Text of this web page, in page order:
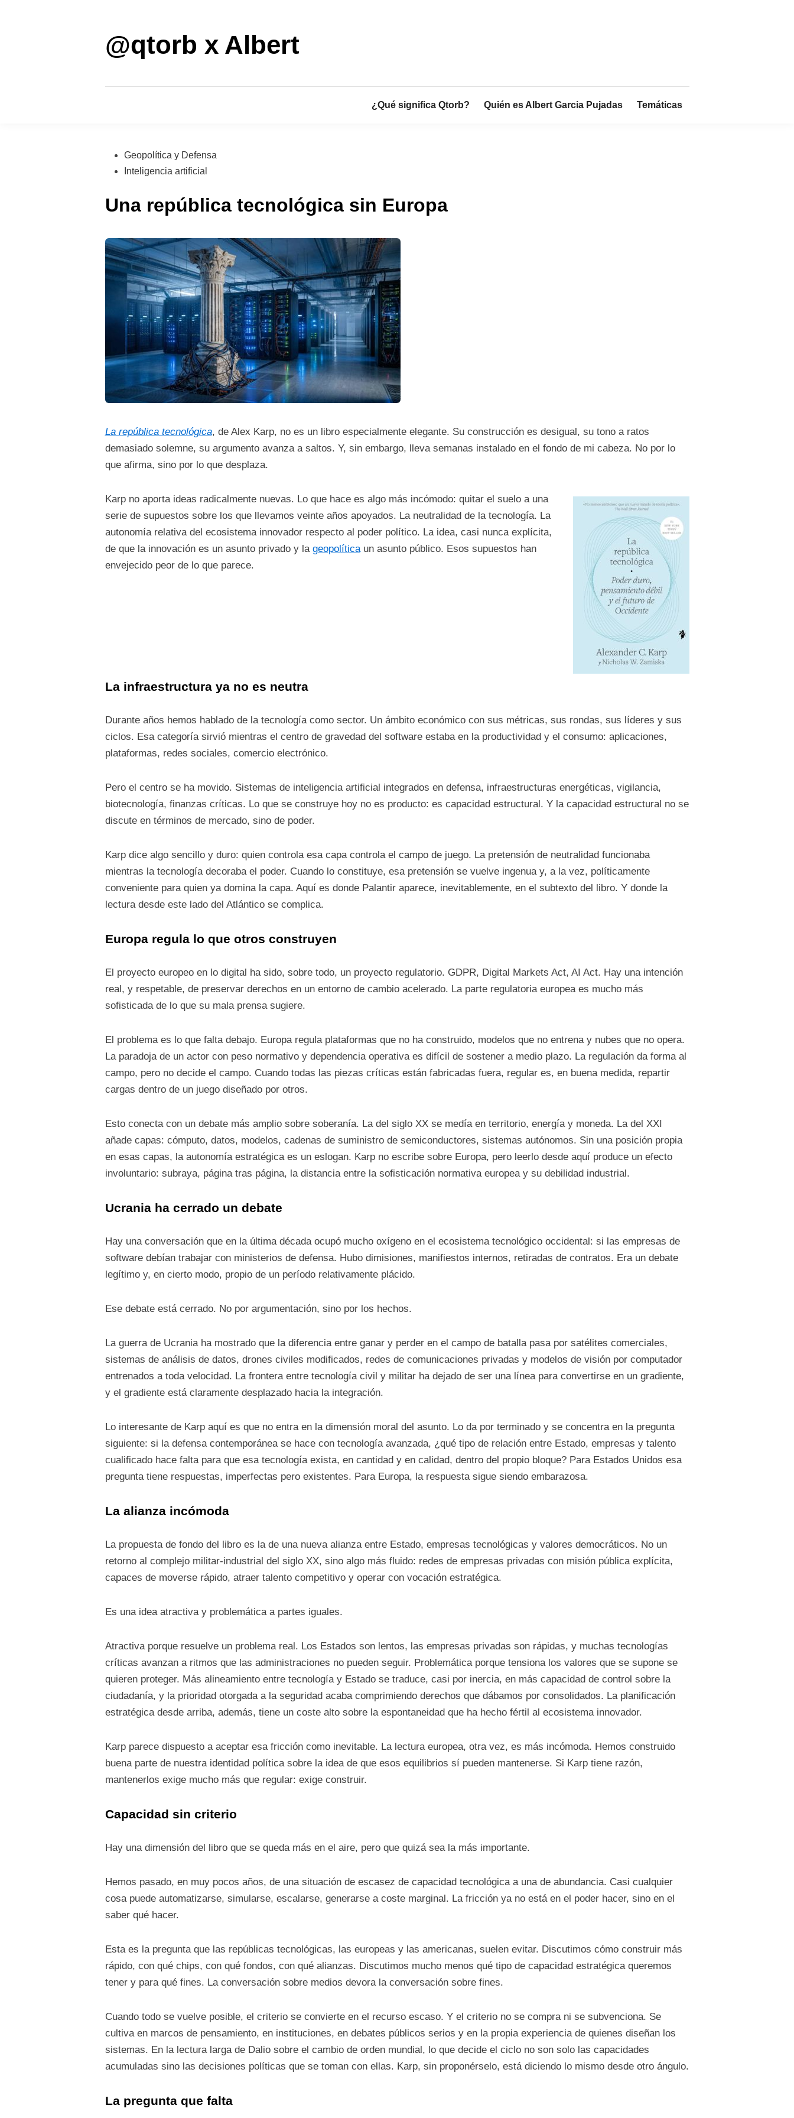
@qtorb x Albert
¿Qué significa Qtorb? Quién es Albert Garcia Pujadas Temáticas
Publicado
en
Geopolítica y Defensa
Inteligencia artificial
Una república tecnológica sin Europa
La república tecnológica, de Alex Karp, no es un libro especialmente elegante. Su construcción es desigual, su tono a ratos
demasiado solemne, su argumento avanza a saltos. Y, sin embargo, lleva semanas instalado en el fondo de mi cabeza. No por lo
que afirma, sino por lo que desplaza.
Karp no aporta ideas radicalmente nuevas. Lo que hace es algo más incómodo: quitar el suelo a una
serie de supuestos sobre los que llevamos veinte años apoyados. La neutralidad de la tecnología. La
autonomía relativa del ecosistema innovador respecto al poder político. La idea, casi nunca explícita,
de que la innovación es un asunto privado y la geopolíticaun asunto público. Esos supuestos han
envejecido peor de lo que parece.
La infraestructura ya no es neutra
Durante años hemos hablado de la tecnología como sector. Un ámbito económico con sus métricas, sus rondas, sus líderes y sus
ciclos. Esa categoría sirvió mientras el centro de gravedad del software estaba en la productividad y el consumo: aplicaciones,
plataformas, redes sociales, comercio electrónico.
Pero el centro se ha movido. Sistemas de inteligencia artificial integrados en defensa, infraestructuras energéticas, vigilancia,
biotecnología, finanzas críticas. Lo que se construye hoy no es producto: es capacidad estructural. Y la capacidad estructural no se
discute en términos de mercado, sino de poder.
Karp dice algo sencillo y duro: quien controla esa capa controla el campo de juego. La pretensión de neutralidad funcionaba
mientras la tecnología decoraba el poder. Cuando lo constituye, esa pretensión se vuelve ingenua y, a la vez, políticamente
conveniente para quien ya domina la capa. Aquí es donde Palantir aparece, inevitablemente, en el subtexto del libro. Y donde la
lectura desde este lado del Atlántico se complica.
Europa regula lo que otros construyen
El proyecto europeo en lo digital ha sido, sobre todo, un proyecto regulatorio. GDPR, Digital Markets Act, AI Act. Hay una intención
real, y respetable, de preservar derechos en un entorno de cambio acelerado. La parte regulatoria europea es mucho más
sofisticada de lo que su mala prensa sugiere.
El problema es lo que falta debajo. Europa regula plataformas que no ha construido, modelos que no entrena y nubes que no opera.
La paradoja de un actor con peso normativo y dependencia operativa es difícil de sostener a medio plazo. La regulación da forma al
campo, pero no decide el campo. Cuando todas las piezas críticas están fabricadas fuera, regular es, en buena medida, repartir
cargas dentro de un juego diseñado por otros.
Esto conecta con un debate más amplio sobre soberanía. La del siglo XX se medía en territorio, energía y moneda. La del XXI
añade capas: cómputo, datos, modelos, cadenas de suministro de semiconductores, sistemas autónomos. Sin una posición propia
en esas capas, la autonomía estratégica es un eslogan. Karp no escribe sobre Europa, pero leerlo desde aquí produce un efecto
involuntario: subraya, página tras página, la distancia entre la sofisticación normativa europea y su debilidad industrial.
Ucrania ha cerrado un debate
Hay una conversación que en la última década ocupó mucho oxígeno en el ecosistema tecnológico occidental: si las empresas de
software debían trabajar con ministerios de defensa. Hubo dimisiones, manifiestos internos, retiradas de contratos. Era un debate
legítimo y, en cierto modo, propio de un período relativamente plácido.
Ese debate está cerrado. No por argumentación, sino por los hechos.
La guerra de Ucrania ha mostrado que la diferencia entre ganar y perder en el campo de batalla pasa por satélites comerciales,
sistemas de análisis de datos, drones civiles modificados, redes de comunicaciones privadas y modelos de visión por computador
entrenados a toda velocidad. La frontera entre tecnología civil y militar ha dejado de ser una línea para convertirse en un gradiente,
y el gradiente está claramente desplazado hacia la integración.
Lo interesante de Karp aquí es que no entra en la dimensión moral del asunto. Lo da por terminado y se concentra en la pregunta
siguiente: si la defensa contemporánea se hace con tecnología avanzada, ¿qué tipo de relación entre Estado, empresas y talento
cualificado hace falta para que esa tecnología exista, en cantidad y en calidad, dentro del propio bloque? Para Estados Unidos esa
pregunta tiene respuestas, imperfectas pero existentes. Para Europa, la respuesta sigue siendo embarazosa.
La alianza incómoda
La propuesta de fondo del libro es la de una nueva alianza entre Estado, empresas tecnológicas y valores democráticos. No un
retorno al complejo militar-industrial del siglo XX, sino algo más fluido: redes de empresas privadas con misión pública explícita,
capaces de moverse rápido, atraer talento competitivo y operar con vocación estratégica.
Es una idea atractiva y problemática a partes iguales.
Atractiva porque resuelve un problema real. Los Estados son lentos, las empresas privadas son rápidas, y muchas tecnologías
críticas avanzan a ritmos que las administraciones no pueden seguir. Problemática porque tensiona los valores que se supone se
quieren proteger. Más alineamiento entre tecnología y Estado se traduce, casi por inercia, en más capacidad de control sobre la
ciudadanía, y la prioridad otorgada a la seguridad acaba comprimiendo derechos que dábamos por consolidados. La planificación
estratégica desde arriba, además, tiene un coste alto sobre la espontaneidad que ha hecho fértil al ecosistema innovador.
Karp parece dispuesto a aceptar esa fricción como inevitable. La lectura europea, otra vez, es más incómoda. Hemos construido
buena parte de nuestra identidad política sobre la idea de que esos equilibrios sí pueden mantenerse. Si Karp tiene razón,
mantenerlos exige mucho más que regular: exige construir.
Capacidad sin criterio
Hay una dimensión del libro que se queda más en el aire, pero que quizá sea la más importante.
Hemos pasado, en muy pocos años, de una situación de escasez de capacidad tecnológica a una de abundancia. Casi cualquier
cosa puede automatizarse, simularse, escalarse, generarse a coste marginal. La fricción ya no está en el poder hacer, sino en el
saber qué hacer.
Esta es la pregunta que las repúblicas tecnológicas, las europeas y las americanas, suelen evitar. Discutimos cómo construir más
rápido, con qué chips, con qué fondos, con qué alianzas. Discutimos mucho menos qué tipo de capacidad estratégica queremos
tener y para qué fines. La conversación sobre medios devora la conversación sobre fines.
Cuando todo se vuelve posible, el criterio se convierte en el recurso escaso. Y el criterio no se compra ni se subvenciona. Se
cultiva en marcos de pensamiento, en instituciones, en debates públicos serios y en la propia experiencia de quienes diseñan los
sistemas. En la lectura larga de Dalio sobre el cambio de orden mundial, lo que decide el ciclo no son solo las capacidades
acumuladas sino las decisiones políticas que se toman con ellas. Karp, sin proponérselo, está diciendo lo mismo desde otro ángulo.
La pregunta que falta